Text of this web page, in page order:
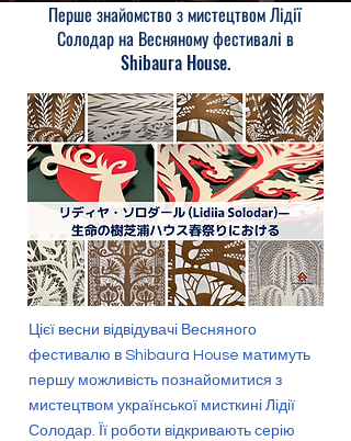
Перше знайомство з мистецтвом Лідії
Солодар на Весняному фестивалі в
Shibaura House.
Цієї весни відвідувачі Весняного
фестивалю в Shibaura House матимуть
першу можливість познайомитися з
мистецтвом української мисткині Лідії
Солодар. Її роботи відкривають серію